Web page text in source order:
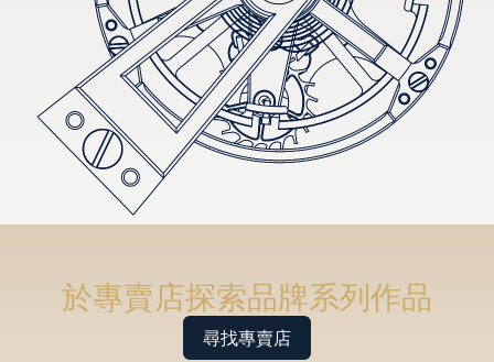
於專賣店探索品牌系列作品
尋找專賣店